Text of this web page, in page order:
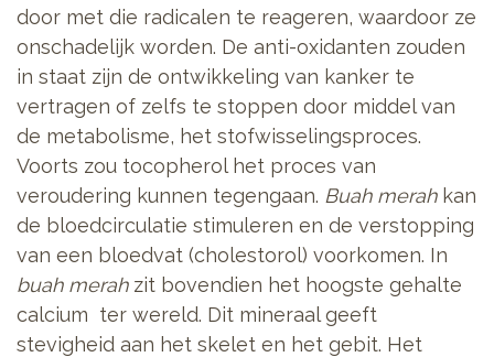
door met die radicalen te reageren, waardoor ze
onschadelijk worden. De anti-oxidanten zouden
in staat zijn de ontwikkeling van kanker te
vertragen of zelfs te stoppen door middel van
de metabolisme, het stofwisselingsproces.
Voorts zou tocopherol het proces van
veroudering kunnen tegengaan. Buah merahkan
de bloedcirculatie stimuleren en de verstopping
van een bloedvat (cholestorol) voorkomen. In
buah merahzit bovendien het hoogste gehalte
calcium ter wereld. Dit mineraal geeft
stevigheid aan het skelet en het gebit. Het